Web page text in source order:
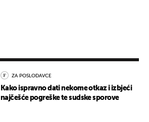
ZA POSLODAVCE
Kako ispravno dati nekome otkaz i izbjeći
najčešće pogreške te sudske sporove